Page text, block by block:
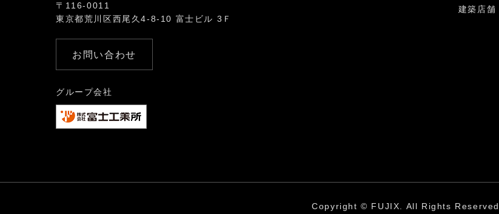
〒116-0011
東京都荒川区西尾久4-8-10 富士ビル 3Ｆ
お問い合わせ
グループ会社
建築店舗
Copyright © FUJIX. All Rights Reserved.